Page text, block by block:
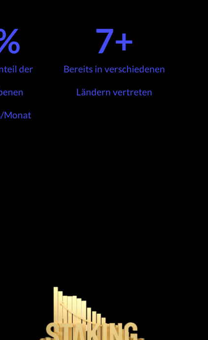
der
Monat​
7+
Bereits in verschiedenen
Ländern vertreten